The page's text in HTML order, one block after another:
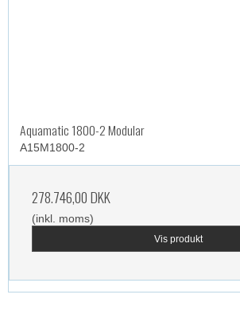
Aquamatic 1800-2 Modular
A15M1800-2
278.746,00 DKK
(inkl. moms)
Vis produkt